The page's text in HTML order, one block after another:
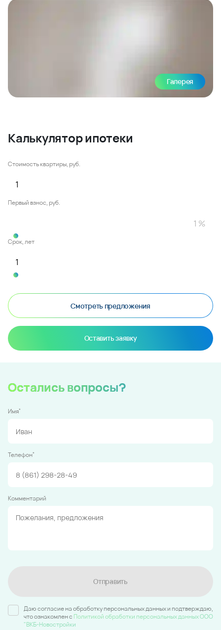
Галерея
Калькулятор ипотеки
Стоимость квартиры, руб.
Первый взнос, руб.
Срок, лет
Смотреть предложения
Оставить заявку
Остались вопросы?
Имя*
Телефон*
Комментарий
Отправить
Даю согласие на обработку персональных данных и подтверждаю,
что ознакомлен c Политикой обработки персональных данных ООО
"ВКБ-Новостройки